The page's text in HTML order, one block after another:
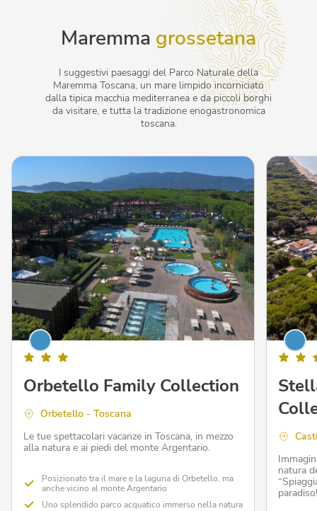
Maremma grossetana
I suggestivi paesaggi del Parco Naturale della
Maremma Toscana, un mare limpido incorniciato
dalla tipica macchia mediterranea e da piccoli borghi
da visitare, e tutta la tradizione enogastronomica
toscana.
Orbetello Family Collection
Orbetello - Toscana
Le tue spettacolari vacanze in Toscana, in mezzo
alla natura e ai piedi del monte Argentario.
Posizionato tra il mare e la laguna di Orbetello, ma
anche vicino al monte Argentario
Uno splendido parco acquatico immerso nella natura
natura
paradiso!